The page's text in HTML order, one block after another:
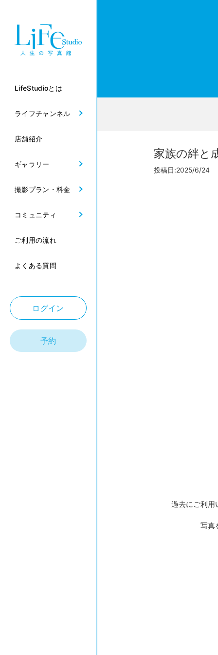
LifeStudioとは
ライフチャンネル
店舗紹介
ギャラリー
撮影プラン・料金
コミュニティ
ご利用の流れ
よくある質問
ログイン
予約
家族の絆と
投稿日:2025/6/24
過去にご利用
写真